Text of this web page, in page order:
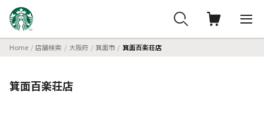
Home 店舗検索 大阪府 箕面市 箕面百楽荘店
箕面百楽荘店